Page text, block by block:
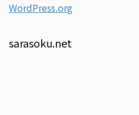
WordPress.org
sarasoku.net